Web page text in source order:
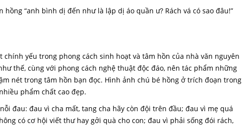
“anh bình dị đến như là lập dị áo quần ư? Rách vá có sao đâu!”
yếu trong phong cách sinh hoạt và tâm hồn của nhà văn nguyên
thế, cùng với phong cách nghệ thuật độc đáo, nên tác phẩm những
nét trong tâm hồn bạn đọc. Hình ảnh chú bé hồng ở trích đoạn trong
phẩm chất cao đẹp.
đau: đau vì cha mất, tang cha hãy còn đội trên đầu; đau vì mẹ quá
có cơ hội viết thư hay gởi quà cho con; đau vì phải sống đói rách,